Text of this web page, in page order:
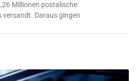
Millionen postalische
Daraus gingen